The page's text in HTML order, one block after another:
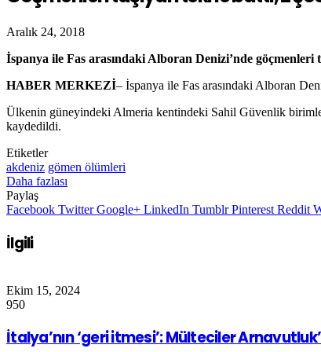
Aralık 24, 2018
İspanya ile Fas arasındaki Alboran Denizi’nde göçmenleri
HABER MERKEZİ– İspanya ile Fas arasındaki Alboran
Ülkenin güneyindeki Almeria kentindeki Sahil Güvenlik
kaydedildi.
Etiketler
akdeniz gömen ölümleri
Daha fazlası
Paylaş
Facebook Twitter Google+ LinkedIn Tumblr Pinterest Reddit
İlgili
Ekim 15, 2024
950
İtalya’nın ‘geri itmesi’: Mülteciler